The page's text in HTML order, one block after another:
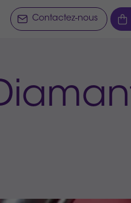
Contactez-nous